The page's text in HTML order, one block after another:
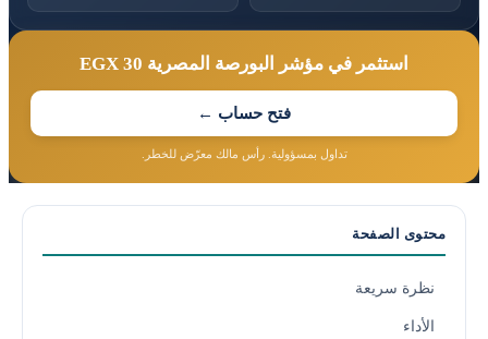
استثمر في مؤشر البورصة المصرية EGX 30
فتح حساب ←
تداول بمسؤولية. رأس مالك معرّض للخطر.
محتوى الصفحة
نظرة سريعة
الأداء